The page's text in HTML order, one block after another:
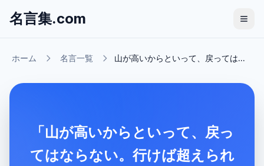
名言集.com
ホーム 名言一覧 山が高いからといって、戻っては...
「山が高いからといって、戻っ
てはならない。行けば超えられ